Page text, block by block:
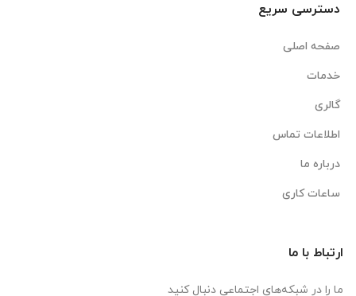
دسترسی سریع
صفحه اصلی
خدمات
گالری
اطلاعات تماس
درباره ما
ساعات کاری
ارتباط با ما
ما را در شبکه‌های اجتماعی دنبال کنید